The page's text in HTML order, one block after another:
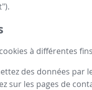
à différentes
des données par
sur les pages de